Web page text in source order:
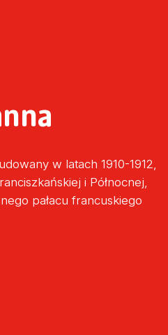
w latach 1910-1912,
i Północnej,
pałacu francuskiego